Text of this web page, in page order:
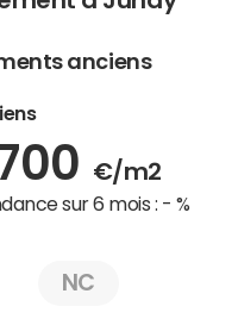
anciens
€/m2
sur 6 mois : - %
NC